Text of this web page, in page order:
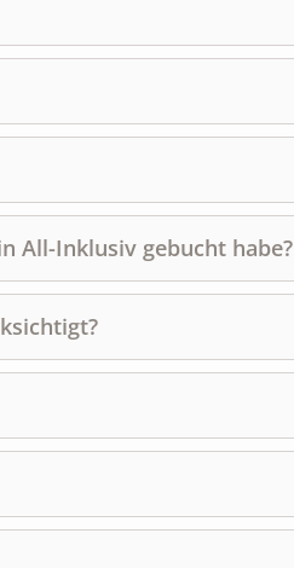
All-Inklusiv gebucht habe?